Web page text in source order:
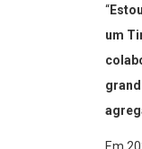
“
um